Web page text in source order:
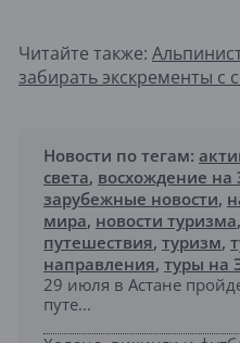
Читайте также:
забирать экскременты с
Новости по тегам:
света, восхождение на
зарубежные новости,
мира, новости туризма,
путешествия, туризм,
направления, туры на
29 июля в Астане
путе...